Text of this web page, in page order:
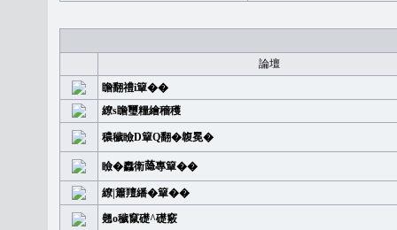
論壇
瞻翻禮i簞��
繚s瞻璽糧繪穡穫
穠穢瞼D簞Q翻�䪖冕�
瞼�䆐衛𦻕專簞��
繚|簫羶繙�簞��
翹o穢竄礎^礎竅